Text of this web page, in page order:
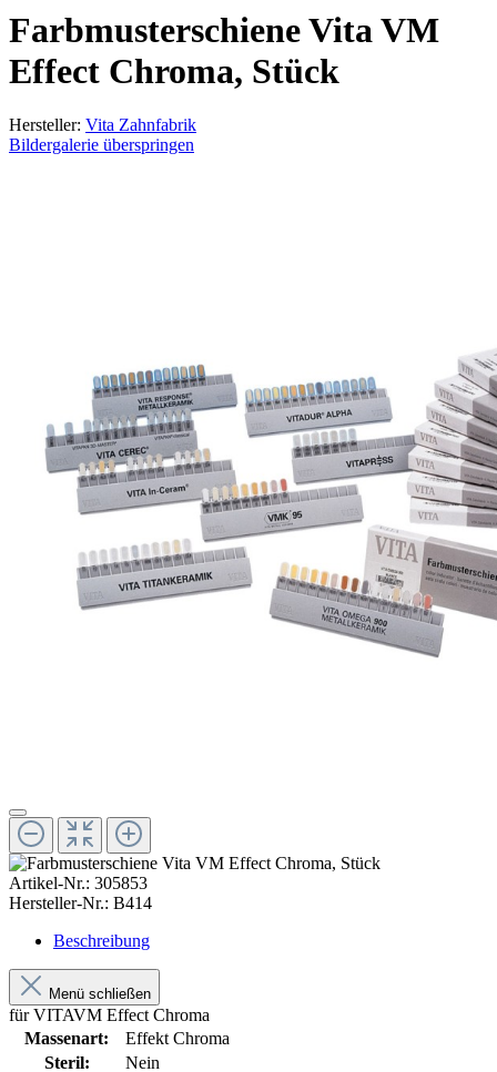
Farbmusterschiene Vita VM
Effect Chroma, Stück
Hersteller: Vita Zahnfabrik
Bildergalerie überspringen
Artikel-Nr.: 305853
Hersteller-Nr.: B414
Beschreibung
Menü schließen
für VITAVM Effect Chroma
Massenart:
Effekt Chroma
Steril:
Nein